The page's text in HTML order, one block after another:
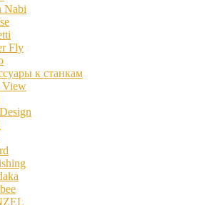
Nabi
Fly
к станкам
View